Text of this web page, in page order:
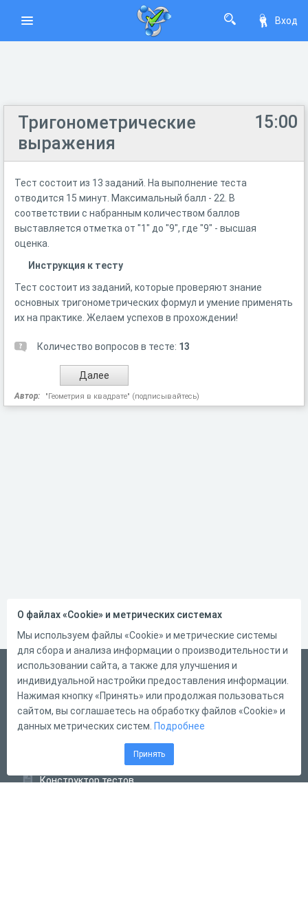
Вход
15:00
Тригонометрические
выражения
Тест состоит из 13 заданий. На выполнение теста
отводится 15 минут. Максимальный балл - 22. В
соответствии с набранным количеством баллов
выставляется отметка от "1" до "9", где "9" - высшая
оценка.
Инструкция к тесту
Тест состоит из заданий, которые проверяют знание
основных тригонометрических формул и умение применять
их на практике. Желаем успехов в прохождении!
Количество вопросов в тесте: 13
Автор: "Геометрия в квадрате" (подписывайтесь)
Русский
Справка
Форма обратной связи
Конструктор тестов
О файлах «Cookie» и метрических системах
Мы используем файлы «Cookie» и метрические системы
для сбора и анализа информации о производительности и
использовании сайта, а также для улучшения и
индивидуальной настройки предоставления информации.
Нажимая кнопку «Принять» или продолжая пользоваться
сайтом, вы соглашаетесь на обработку файлов «Cookie» и
данных метрических систем. Подробнее
Принять